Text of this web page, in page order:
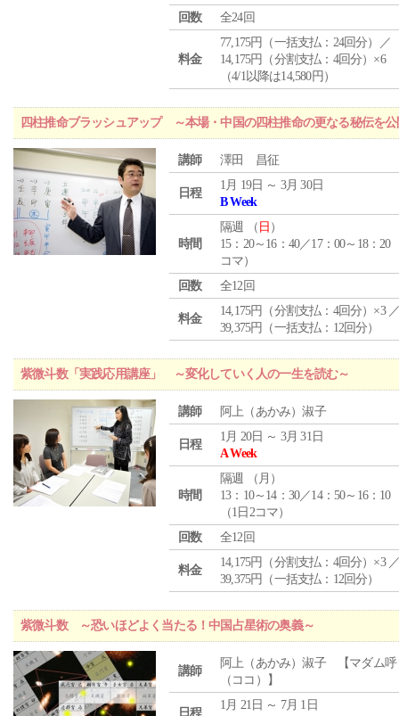
回数
全24回
料金
77,175円（一括支払：24回分）／
14,175円（分割支払：4回分）×6
（4/1以降は14,580円）
四柱推命ブラッシュアップ ～本場・中国の四柱推命の更なる秘伝を
講師 澤田 昌征
日程
1月 19日 ～ 3月 30日
B Week
時間
隔週 （ 日 ）
15：20～16：40／17：00～18：20
コマ）
回数
全12回
料金
14,175円（分割支払：4回分）×3
39,375円（一括支払：12回分）
紫微斗数「実践応用講座」 ～変化していく人の一生を読む～
講師 阿上（あかみ）淑子
日程
1月 20日 ～ 3月 31日
A Week
時間
隔週 （ 月 ）
13：10～14：30／14：50～16：10
（1日2コマ）
回数
全12回
料金
14,175円（分割支払：4回分）×3
39,375円（一括支払：12回分）
紫微斗数 ～恐いほどよく当たる！中国占星術の奥義～
講師
阿上（あかみ）淑子 【マダム呼
（ココ）】
日程
1月 21日 ～ 7月 1日